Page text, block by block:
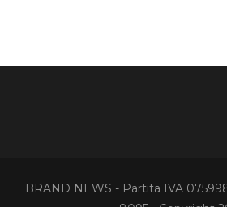
BRAND NEWS - Partita IVA